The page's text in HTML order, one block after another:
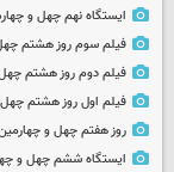
ایستگاه نهم چهل و
فیلم سوم روز هشتم
فیلم دوم روز هشتم
فیلم اول روز هشتم
روز هفتم چهل و
ایستگاه ششم چهل و